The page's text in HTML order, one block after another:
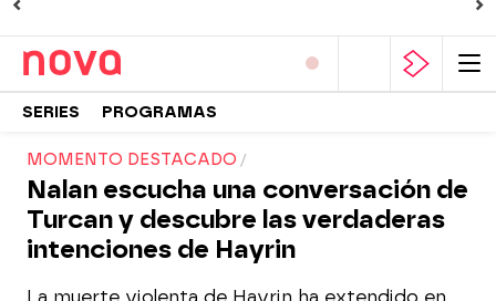
SERIES PROGRAMAS
MOMENTO DESTACADO
Nalan escucha una conversación de
Turcan y descubre las verdaderas
intenciones de Hayrin